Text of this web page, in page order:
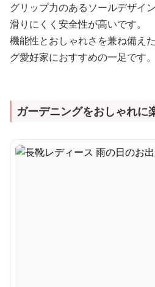
グリップ力のあるソールデザイ
滑りにくく安全性が高いです。
機能性とおしゃれさを兼ね備え
グ愛好家におすすめの一足です。
ガーデニングをおしゃれに